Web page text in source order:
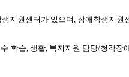
지원센터가 있으며, 장애학생지
·학습, 생활, 복지지원 담당/청각